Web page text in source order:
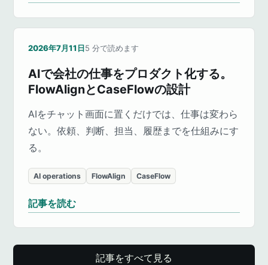
2026年7月11日5 分で読めます
AIで会社の仕事をプロダクト化する。
FlowAlignとCaseFlowの設計
AIをチャット画面に置くだけでは、仕事は変わら
ない。依頼、判断、担当、履歴までを仕組みにす
る。
AI operations FlowAlign CaseFlow
記事を読む
記事をすべて見る